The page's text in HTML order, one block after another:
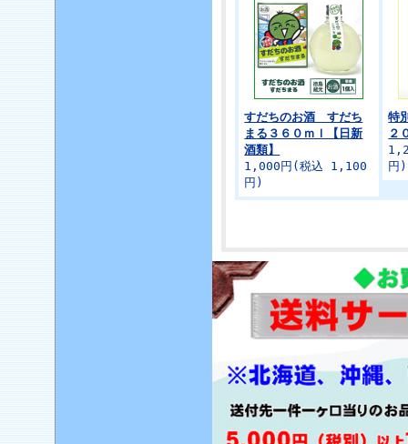
すだちのお酒 すだち
まる３６０ｍｌ【日新
酒類】
1,000円(税込 1,100
円)
特
２
円)